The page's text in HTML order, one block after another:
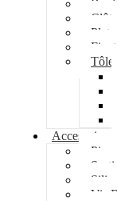
Tôle
Accessoires
Vis